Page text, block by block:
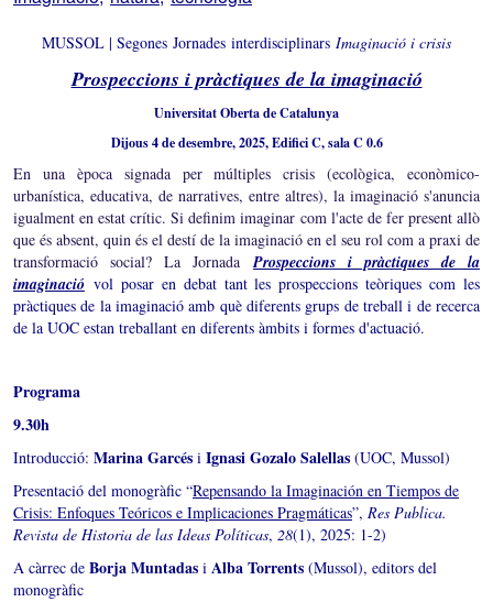
MUSSOL | Segones Jornades interdisciplinars Imaginació i crisis
Prospeccions i pràctiques de la imaginació
Universitat Oberta de Catalunya
Dijous 4 de desembre, 2025, Edifici C, sala C 0.6
En una època signada per múltiples crisis (ecològica, econòmico-
urbanística, educativa, de narratives, entre altres), la imaginació s'anuncia
igualment en estat crític. Si definim imaginar com l'acte de fer present allò
que és absent, quin és el destí de la imaginació en el seu rol com a praxi de
transformació social? La JornadaProspeccions i pràctiques de la
imaginació vol posar en debat tant les prospeccions teòriques com les
pràctiques de la imaginació amb què diferents grups de treball i de recerca
de la UOC estan treballant en diferents àmbits i formes d'actuació.
Programa
9.30h
Introducció: Marina Garcés i Ignasi Gozalo Salellas (UOC, Mussol)
Presentació del monogràfic “Repensando la Imaginación en Tiempos de
Crisis: Enfoques Teóricos e Implicaciones Pragmáticas”, Res Publica.
Revista de Historia de las Ideas Políticas, 28(1), 2025: 1-2)
A càrrec de Borja Muntadas i Alba Torrents (Mussol), editors del
monogràfic